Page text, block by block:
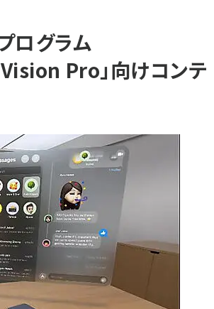
ログラム
Vision Pro」向けコンテ